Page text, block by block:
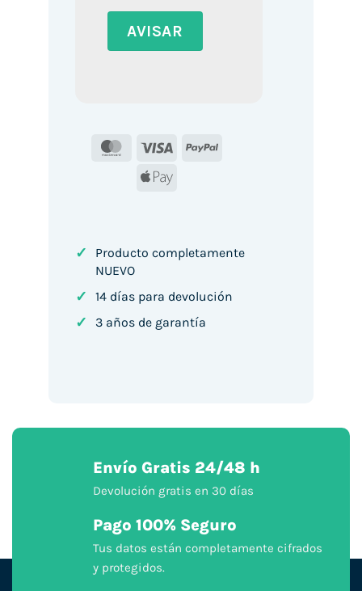
MasterCard
Visa
PayPal
Apple
✓
Producto completamente
NUEVO
✓ 14 días para devolución
✓ 3 años de garantía
Envío Gratis 24/48 h
Devolución gratis en 30 días
Pago 100% Seguro
Tus datos están completamente cifrados
y protegidos.